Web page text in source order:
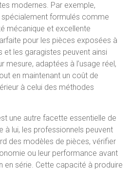
modernes. Par exemple,
spécialement formulés comme
mécanique et excellente
pour les pièces exposées à
et les garagistes peuvent ainsi
mesure, adaptées à l’usage réel,
en maintenant un coût de
à celui des méthodes
une autre facette essentielle de
à lui, les professionnels peuvent
des modèles de pièces, vérifier
ou leur performance avant
en série. Cette capacité à produire